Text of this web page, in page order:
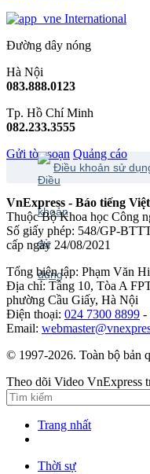
International
Đường dây nóng
Hà Nội
083.888.0123
Tp. Hồ Chí Minh
082.233.3555
Gửi tòa soạn Quảng cáo
Điều khoản sử
VnExpress - Báo tiếng
Thuộc Bộ Khoa học Công
Số giấy phép: 548/GP-
cấp ngày 24/08/2021
Tổng biên tập: Phạm Văn
Địa chỉ: Tầng 10, Tòa A
phường Cầu Giấy, Hà Nội
Điện thoại: 024 7300 8899 -
Email:
© 1997-2026. Toàn bộ bản
Theo dõi Video VnExpress
Trang nhất
Thời sự